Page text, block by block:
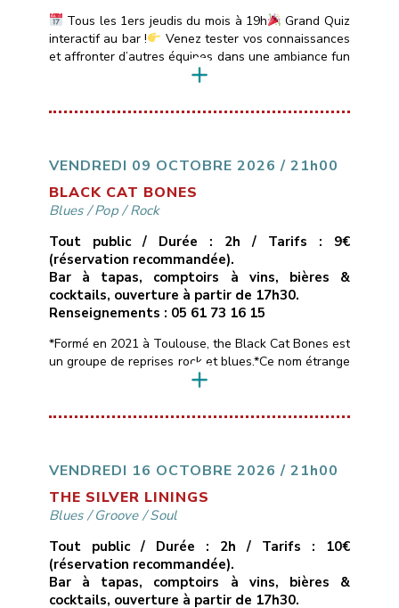
Tous les 1ers jeudis du mois à 19h
Grand Quiz
interactif au bar !
Venez tester vos connaissances
et affronter d’autres équipes dans une ambiance fun
Quiz animé par DJ Sébastien avec
programme :Sessions de 20 min sur des thèmes
VENDREDI 09 OCTOBRE 2026 / 21h00
BLACK CAT BONES
Blues/Pop/Rock
Tout public / Durée : 2h / Tarifs : 9€
(réservation recommandée).
Bar à tapas, comptoirs à vins, bières &
cocktails, ouverture à partir de 17h30.
Renseignements : 05 61 73 16 15
*Formé en 2021 à Toulouse, the Black Cat Bones est
un groupe de reprises rock et blues.*Ce nom étrange
est emprunté aux paroles d’une chanson de Muddy
référence commune aux 4 membres du groupe
VENDREDI 16 OCTOBRE 2026 / 21h00
THE SILVER LININGS
Blues/Groove/Soul
Tout public / Durée : 2h / Tarifs : 10€
(réservation recommandée).
Bar à tapas, comptoirs à vins, bières &
cocktails, ouverture à partir de 17h30.